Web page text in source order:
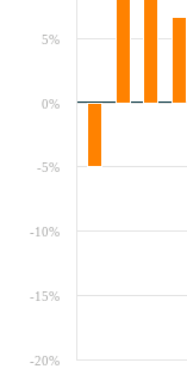
-20%
-15%
-10%
-5%
0%
5%